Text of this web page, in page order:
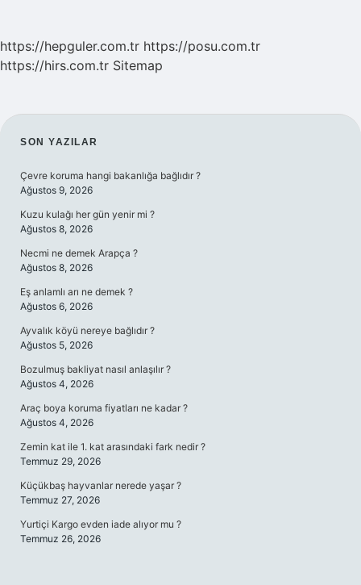
https://hepguler.com.tr https://posu.com.tr
https://hirs.com.tr Sitemap
SIDEBAR
SON YAZILAR
Çevre koruma hangi bakanlığa bağlıdır ?
Ağustos 9, 2026
Kuzu kulağı her gün yenir mi ?
Ağustos 8, 2026
Necmi ne demek Arapça ?
Ağustos 8, 2026
Eş anlamlı arı ne demek ?
Ağustos 6, 2026
Ayvalık köyü nereye bağlıdır ?
Ağustos 5, 2026
Bozulmuş bakliyat nasıl anlaşılır ?
Ağustos 4, 2026
Araç boya koruma fiyatları ne kadar ?
Ağustos 4, 2026
Zemin kat ile 1. kat arasındaki fark nedir ?
Temmuz 29, 2026
Küçükbaş hayvanlar nerede yaşar ?
Temmuz 27, 2026
Yurtiçi Kargo evden iade alıyor mu ?
Temmuz 26, 2026